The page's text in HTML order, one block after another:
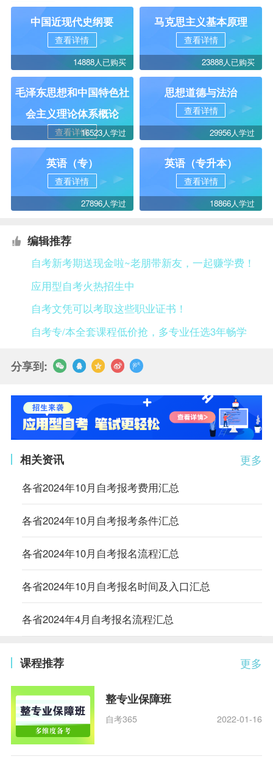
中国近现代史纲要
查看详情
14888人已购买
马克思主义基本原理
查看详情
23888人已购买
毛泽东思想和中国特色社
会主义理论体系概论
查看详情16523人学过
思想道德与法治
查看详情
29956人学过
英语（专）
查看详情
27896人学过
英语（专升本）
查看详情
18866人学过
编辑推荐
自考新考期送现金啦~老朋带新友，一起赚学费！
应用型自考火热招生中
自考文凭可以考取这些职业证书！
自考专/本全套课程低价抢，多专业任选3年畅学
分享到:
更多
相关资讯
各省2024年10月自考报考费用汇总
各省2024年10月自考报考条件汇总
各省2024年10月自考报名流程汇总
各省2024年10月自考报名时间及入口汇总
各省2024年4月自考报名流程汇总
更多
课程推荐
整专业保障班
自考365 2022-01-16